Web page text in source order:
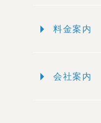
arrow_right 料金案内
arrow_right 会社案内